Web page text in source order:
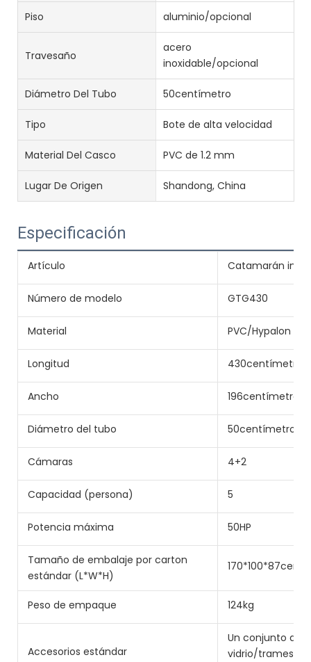
Piso aluminio/opcional
Travesaño
acero
inoxidable/opcional
Diámetro Del Tubo 50centímetro
Tipo Bote de alta velocidad
Material Del Casco PVC de 1.2 mm
Lugar De Origen Shandong, China
Especificación
Artículo Catamarán
Número de modelo GTG430
Material PVC/Hypalon
Longitud 430centímetro
Ancho 196centímetro
Diámetro del tubo 50centímetro
Cámaras 4+2
Capacidad (persona) 5
Potencia máxima 50HP
Tamaño de embalaje por carton
estándar (L*W*H)
Peso de empaque 124kg
Accesorios estándar
Un conjunto de
vidrio/trames